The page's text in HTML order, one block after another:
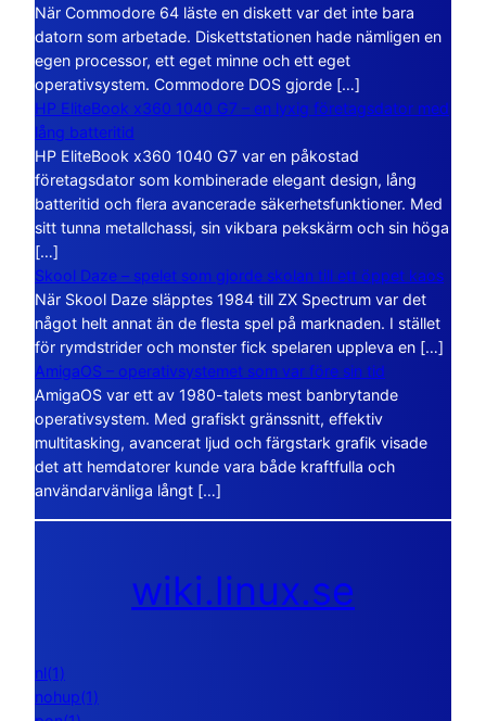
När Commodore 64 läste en diskett var det inte bara
datorn som arbetade. Diskettstationen hade nämligen en
egen processor, ett eget minne och ett eget
operativsystem. Commodore DOS gjorde […]
HP EliteBook x360 1040 G7 – en lyxig företagsdator med
lång batteritid
HP EliteBook x360 1040 G7 var en påkostad
företagsdator som kombinerade elegant design, lång
batteritid och flera avancerade säkerhetsfunktioner. Med
sitt tunna metallchassi, sin vikbara pekskärm och sin höga
[…]
Skool Daze – spelet som gjorde skolan till ett öppet kaos
När Skool Daze släpptes 1984 till ZX Spectrum var det
något helt annat än de flesta spel på marknaden. I stället
för rymdstrider och monster fick spelaren uppleva en […]
AmigaOS – operativsystemet som var före sin tid
AmigaOS var ett av 1980-talets mest banbrytande
operativsystem. Med grafiskt gränssnitt, effektiv
multitasking, avancerat ljud och färgstark grafik visade
det att hemdatorer kunde vara både kraftfulla och
användarvänliga långt […]
wiki.linux.se
nl(1)
nohup(1)